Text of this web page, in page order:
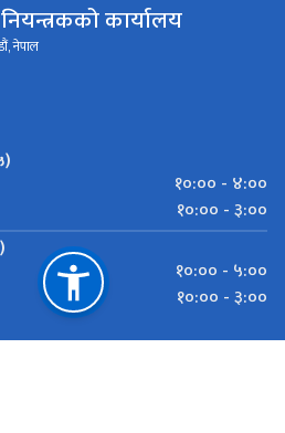
कार्यालय
नेपाल
१०:०० - ४:००
१०:०० - ३:००
१०:०० - ५:००
१०:०० - ३:००